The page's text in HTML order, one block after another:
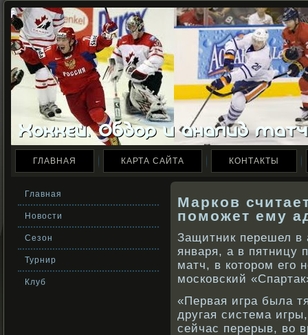
ГЛАВНАЯ КАРТА САЙТА КОНТАКТЫ
Главная
Новости
Сезон
Турнир
Клуб
Марков
поможет ему
Защитник перешел в
января, а в пятницу
матч, в котором его
московский
«Первая игра была
другая система
сейчас перерыв, вο